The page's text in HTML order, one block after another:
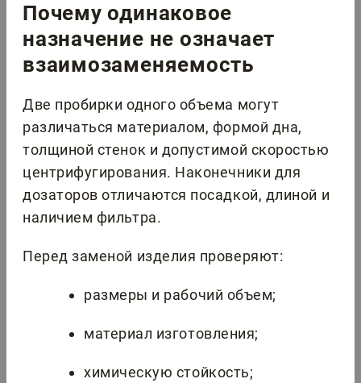
Почему одинаковое
назначение не означает
взаимозаменяемость
Две пробирки одного объема могут
различаться материалом, формой дна,
толщиной стенок и допустимой скоростью
центрифугирования. Наконечники для
дозаторов отличаются посадкой, длиной и
наличием фильтра.
Перед заменой изделия проверяют:
размеры и рабочий объем;
материал изготовления;
химическую стойкость;